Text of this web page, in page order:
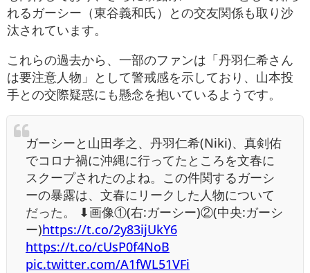
れるガーシー（東谷義和氏）との交友関係も取り沙
汰されています。
これらの過去から、一部のファンは「丹羽仁希さん
は要注意人物」として警戒感を示しており、山本投
手との交際疑惑にも懸念を抱いているようです。
ガーシーと山田孝之、丹羽仁希(Niki)、真剣佑
でコロナ禍に沖縄に行ってたところを文春に
スクープされたのよね。この件関するガーシ
ーの暴露は、文春にリークした人物について
だった。 ⬇画像①(右:ガーシー)②(中央:ガーシ
ー)https://t.co/2y83ijUkY6
https://t.co/cUsP0f4NoB
pic.twitter.com/A1fWL51VFi